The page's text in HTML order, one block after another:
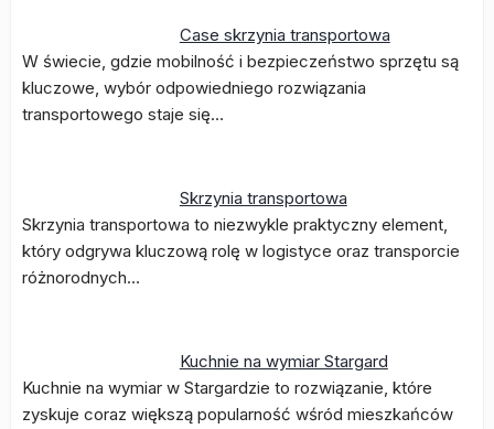
Case skrzynia transportowa
W świecie, gdzie mobilność i bezpieczeństwo sprzętu są
kluczowe, wybór odpowiedniego rozwiązania
transportowego staje się…
Skrzynia transportowa
Skrzynia transportowa to niezwykle praktyczny element,
który odgrywa kluczową rolę w logistyce oraz transporcie
różnorodnych…
Kuchnie na wymiar Stargard
Kuchnie na wymiar w Stargardzie to rozwiązanie, które
zyskuje coraz większą popularność wśród mieszkańców